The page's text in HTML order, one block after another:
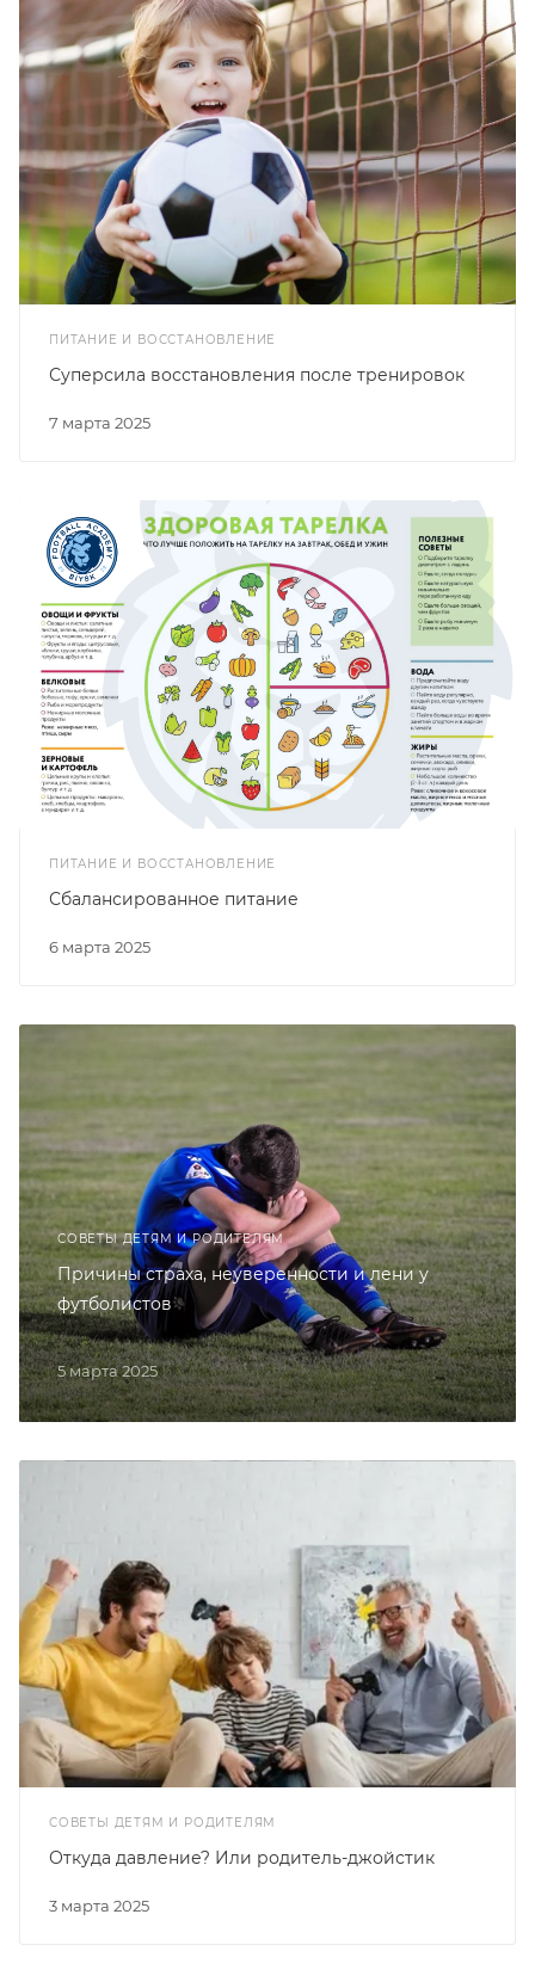
ПИТАНИЕ И ВОССТАНОВЛЕНИЕ
7 марта 2025
Суперсила восстановления после тренировок
ПИТАНИЕ И ВОССТАНОВЛЕНИЕ
6 марта 2025
Сбалансированное питание
СОВЕТЫ ДЕТЯМ И РОДИТЕЛЯМ
5 марта 2025
Причины страха, неуверенности и лени у
футболистов
СОВЕТЫ ДЕТЯМ И РОДИТЕЛЯМ
3 марта 2025
Откуда давление? Или родитель-джойстик